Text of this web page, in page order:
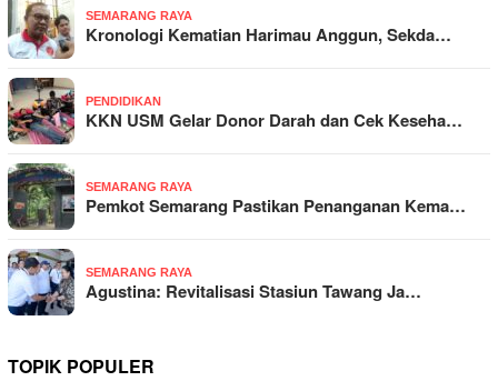
SEMARANG RAYA
Kronologi Kematian Harimau Anggun, Sekda…
PENDIDIKAN
KKN USM Gelar Donor Darah dan Cek Keseha…
SEMARANG RAYA
Pemkot Semarang Pastikan Penanganan Kema…
SEMARANG RAYA
Agustina: Revitalisasi Stasiun Tawang Ja…
TOPIK POPULER